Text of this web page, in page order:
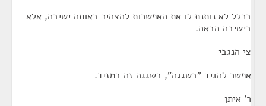
בכלל לא נותנת לו את האפשרות להצהיר באותה ישיבה, אלא
בישיבה הבאה.
צי הנגבי
אפשר להגיד "בשגגה", בשגגה זה במזיד.
ר' איתן